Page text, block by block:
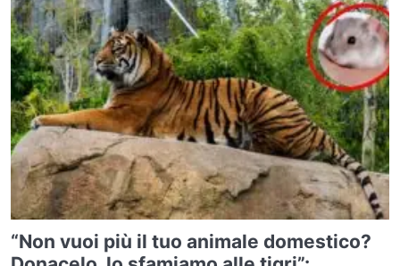
“Non vuoi più il tuo animale domestico?